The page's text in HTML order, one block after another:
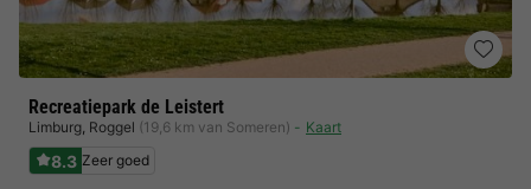
Recreatiepark de Leistert
Limburg, Roggel (19,6 km van Someren) Kaart
8.3 Zeer goed